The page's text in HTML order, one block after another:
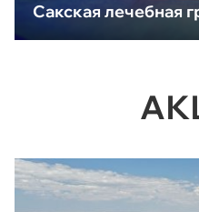
Сакская лечебная